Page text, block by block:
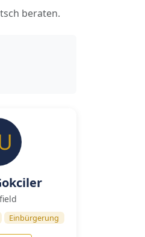
beraten.
Einbürgerung